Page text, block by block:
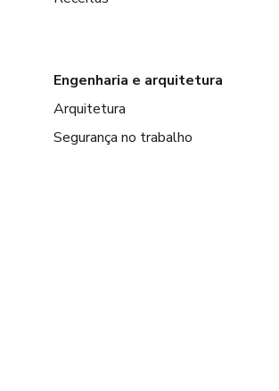
Engenharia e arquitetura
Arquitetura
Segurança no trabalho